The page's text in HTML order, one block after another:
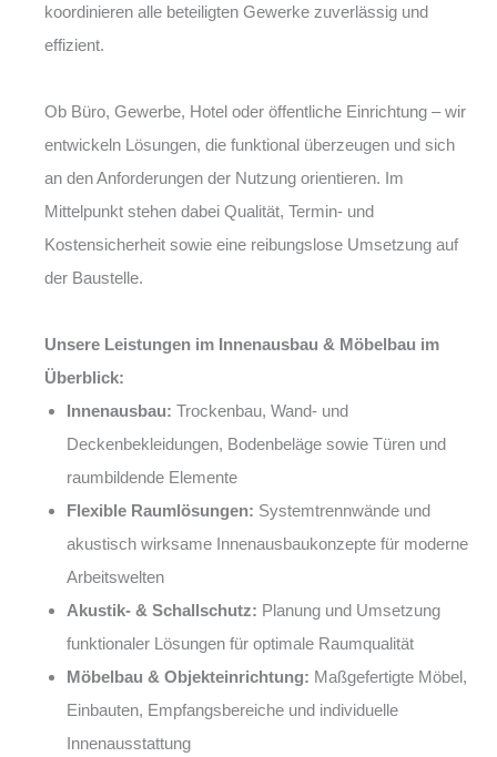
koordinieren alle beteiligten Gewerke zuverlässig und
effizient.
Ob Büro, Gewerbe, Hotel oder öffentliche Einrichtung – wir
entwickeln Lösungen, die funktional überzeugen und sich
an den Anforderungen der Nutzung orientieren. Im
Mittelpunkt stehen dabei Qualität, Termin- und
Kostensicherheit sowie eine reibungslose Umsetzung auf
der Baustelle.
Unsere Leistungen im Innenausbau & Möbelbau im
Überblick:
Innenausbau: Trockenbau, Wand- und
Deckenbekleidungen, Bodenbeläge sowie Türen und
raumbildende Elemente
Flexible Raumlösungen: Systemtrennwände und
akustisch wirksame Innenausbaukonzepte für moderne
Arbeitswelten
Akustik- & Schallschutz: Planung und Umsetzung
funktionaler Lösungen für optimale Raumqualität
Möbelbau & Objekteinrichtung: Maßgefertigte Möbel,
Einbauten, Empfangsbereiche und individuelle
Innenausstattung